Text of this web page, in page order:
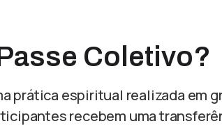
Coletivo?
prática espiritual realizada em
recebem uma